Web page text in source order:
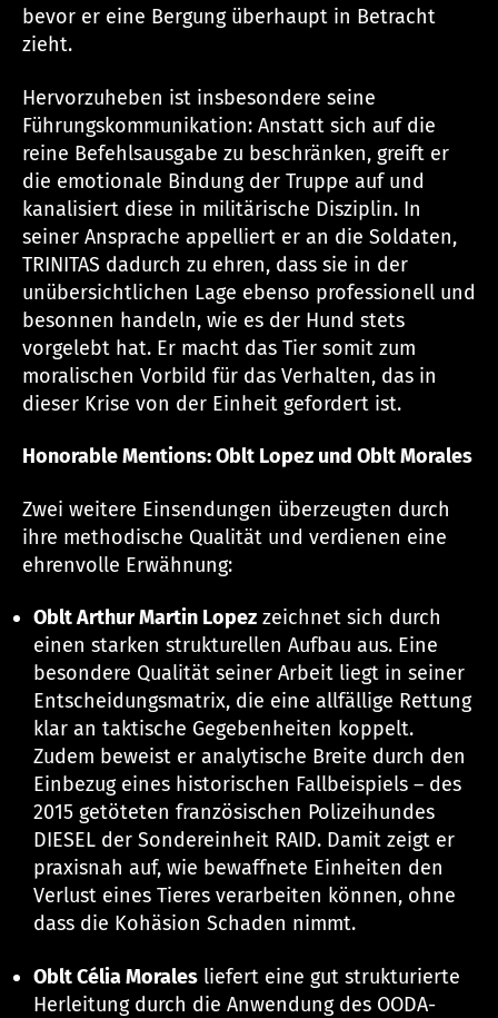
bevor er eine Bergung überhaupt in Betracht
zieht.
Hervorzuheben ist insbesondere seine
Führungskommunikation: Anstatt sich auf die
reine Befehlsausgabe zu beschränken, greift er
die emotionale Bindung der Truppe auf und
kanalisiert diese in militärische Disziplin. In
seiner Ansprache appelliert er an die Soldaten,
TRINITAS dadurch zu ehren, dass sie in der
unübersichtlichen Lage ebenso professionell und
besonnen handeln, wie es der Hund stets
vorgelebt hat. Er macht das Tier somit zum
moralischen Vorbild für das Verhalten, das in
dieser Krise von der Einheit gefordert ist.
Honorable Mentions: Oblt Lopez und Oblt Morales
Zwei weitere Einsendungen überzeugten durch
ihre methodische Qualität und verdienen eine
ehrenvolle Erwähnung:
Oblt Arthur Martin Lopez zeichnet sich durch
einen starken strukturellen Aufbau aus. Eine
besondere Qualität seiner Arbeit liegt in seiner
Entscheidungsmatrix, die eine allfällige Rettung
klar an taktische Gegebenheiten koppelt.
Zudem beweist er analytische Breite durch den
Einbezug eines historischen Fallbeispiels – des
2015 getöteten französischen Polizeihundes
DIESEL der Sondereinheit RAID. Damit zeigt er
praxisnah auf, wie bewaffnete Einheiten den
Verlust eines Tieres verarbeiten können, ohne
dass die Kohäsion Schaden nimmt.
Oblt Célia Morales liefert eine gut strukturierte
Herleitung durch die Anwendung des OODA-